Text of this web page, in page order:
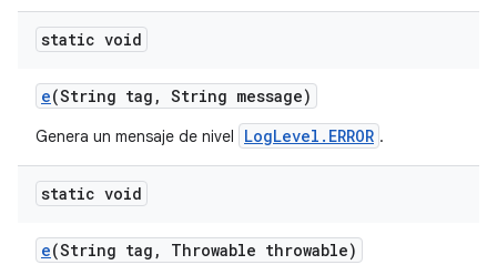
static void
e(String tag , String message)
Genera un mensaje de nivel LogLevel.ERROR .
static void
e(String tag , Throwable throwable)